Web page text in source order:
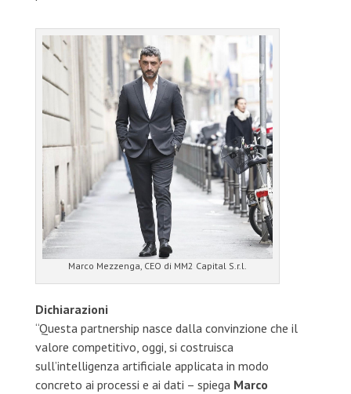
Marco Mezzenga, CEO di MM2 Capital S.r.l.
Dichiarazioni
“Questa partnership nasce dalla convinzione che il
valore competitivo, oggi, si costruisca
sull’intelligenza artificiale applicata in modo
concreto ai processi e ai dati – spiega Marco